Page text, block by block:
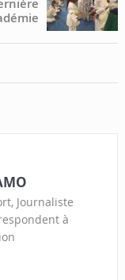
Journaliste
à